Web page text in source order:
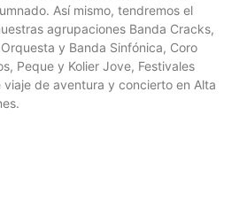
Así mismo, tendremos el
agrupaciones Banda Cracks,
y Banda Sinfónica, Coro
Peque y Kolier Jove, Festivales
de aventura y concierto en Alta